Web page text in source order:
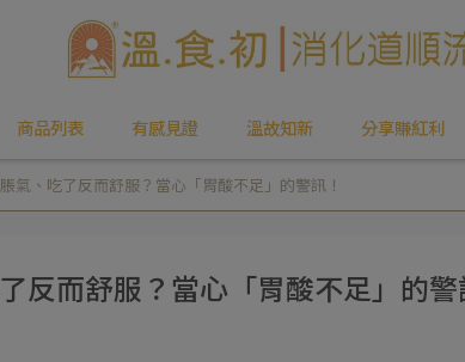
商品列表 有感見證 溫故知新 分享賺紅利
氣、吃了反而舒服？當心「胃酸不足」的警訊！
反而舒服？當心「胃酸不足」的警